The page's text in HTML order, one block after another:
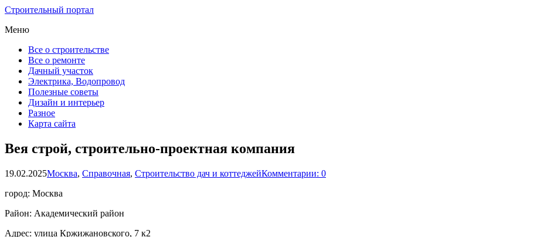
Строительный портал
Меню
Все о строительстве
Все о ремонте
Дачный участок
Электрика, Водопровод
Полезные советы
Дизайн и интерьер
Разное
Карта сайта
Вея строй, строительно-проектная компания
19.02.2025Москва, Справочная, Строительство дач и коттеджейКомментарии: 0
город: Москва
Район: Академический район
Адрес: улица Кржижановского, 7 к2